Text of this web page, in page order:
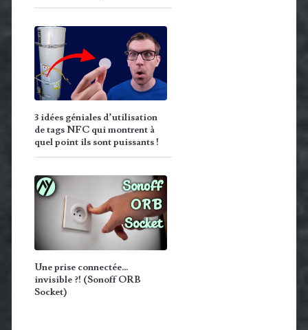
3 idées géniales d’utilisation
de tags NFC qui montrent à
quel point ils sont puissants !
Une prise connectée…
invisible ?! (Sonoff ORB
Socket)